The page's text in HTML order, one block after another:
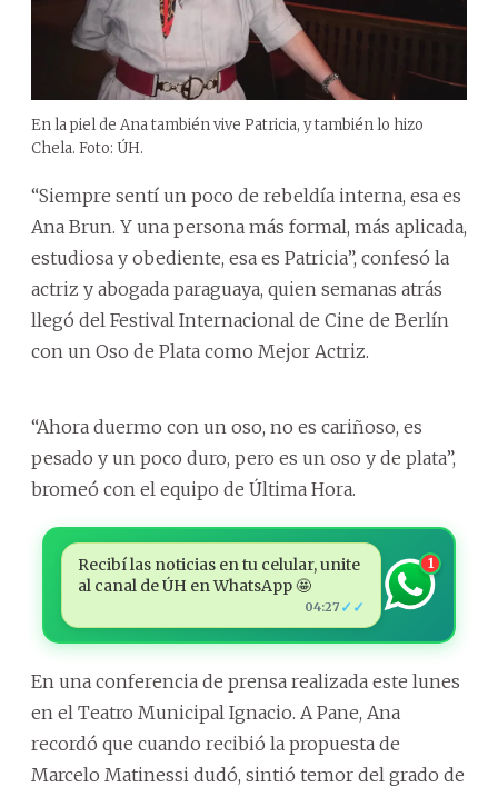
En la piel de Ana también vive Patricia, y también lo hizo
Chela. Foto: ÚH.
“Siempre sentí un poco de rebeldía interna, esa es
Ana Brun. Y una persona más formal, más aplicada,
estudiosa y obediente, esa es Patricia”, confesó la
actriz y abogada paraguaya, quien semanas atrás
llegó del Festival Internacional de Cine de Berlín
con un Oso de Plata como Mejor Actriz.
“Ahora duermo con un oso, no es cariñoso, es
pesado y un poco duro, pero es un oso y de plata”,
bromeó con el equipo de Última Hora.
Recibí las noticias en tu celular, unite
al canal de ÚH en WhatsApp 🤩
04:27 ✓✓
1
En una conferencia de prensa realizada este lunes
en el Teatro Municipal Ignacio. A Pane, Ana
recordó que cuando recibió la propuesta de
Marcelo Matinessi dudó, sintió temor del grado de